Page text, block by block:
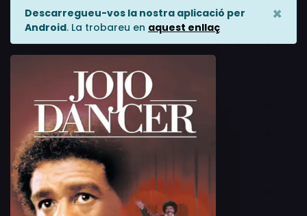
Descarregueu-vos la nostra aplicació per
Android. La trobareu en aquest enllaç
×